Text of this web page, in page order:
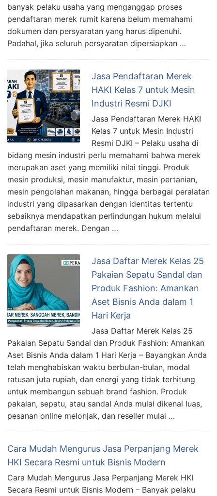
banyak pelaku usaha yang menganggap proses
pendaftaran merek rumit karena belum memahami
dokumen dan persyaratan yang harus dipenuhi.
Padahal, jika seluruh persyaratan dipersiapkan …
Jasa Pendaftaran Merek
HAKI Kelas 7 untuk Mesin
Industri Resmi DJKI
Jasa Pendaftaran Merek HAKI
Kelas 7 untuk Mesin Industri
Resmi DJKI – Pelaku usaha di
bidang mesin industri perlu memahami bahwa merek
merupakan aset yang memiliki nilai tinggi. Produk
mesin produksi, mesin manufaktur, mesin pertanian,
mesin pengolahan makanan, hingga berbagai peralatan
industri yang dipasarkan dengan identitas tertentu
sebaiknya mendapatkan perlindungan hukum melalui
pendaftaran merek. Dengan …
Jasa Daftar Merek Kelas 25
Pakaian Sepatu Sandal dan
Produk Fashion: Amankan
Aset Bisnis Anda dalam 1
Hari Kerja
Jasa Daftar Merek Kelas 25
Pakaian Sepatu Sandal dan Produk Fashion: Amankan
Aset Bisnis Anda dalam 1 Hari Kerja – Bayangkan Anda
telah menghabiskan waktu berbulan-bulan, modal
ratusan juta rupiah, dan energi yang tidak terhitung
untuk membangun sebuah brand fashion. Produk
pakaian, sepatu, atau sandal Anda mulai dikenal luas,
pesanan online melonjak, dan reseller mulai …
Cara Mudah Mengurus Jasa Perpanjang Merek
HKI Secara Resmi untuk Bisnis Modern
Cara Mudah Mengurus Jasa Perpanjang Merek HKI
Secara Resmi untuk Bisnis Modern – Banyak pelaku